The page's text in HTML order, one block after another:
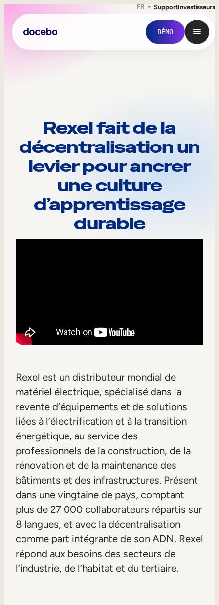
FR SupportInvestisseurs
DÉMO
Formation interne
Formation des employés
Formation des partenaires
Planification des effectifs
Upskilling & reskilling
Mobilité interne
e
2
Rexel fait de la
décentralisation un
levier pour ancrer
une culture
d’apprentissage
durable
Rexel est un distributeur mondial de
matériel électrique, spécialisé dans la
revente d’équipements et de solutions
liées à l’électrification et à la transition
énergétique, au service des
professionnels de la construction, de la
rénovation et de la maintenance des
bâtiments et des infrastructures. Présent
dans une vingtaine de pays, comptant
plus de 27 000 collaborateurs répartis sur
8 langues, et avec la décentralisation
comme part intégrante de son ADN, Rexel
répond aux besoins des secteurs de
l’industrie, de l’habitat et du tertiaire.